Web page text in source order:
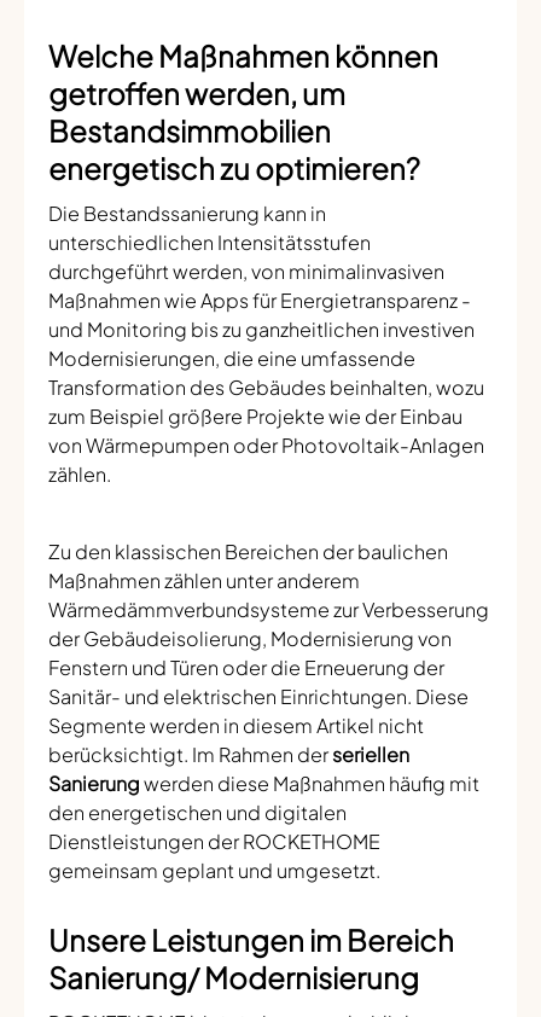
Welche Maßnahmen können
getroffen werden, um
Bestandsimmobilien
energetisch zu optimieren?
Die Bestandssanierung kann in
unterschiedlichen Intensitätsstufen
durchgeführt werden, von minimalinvasiven
Maßnahmen wie Apps für Energietransparenz -
und Monitoring bis zu ganzheitlichen investiven
Modernisierungen, die eine umfassende
Transformation des Gebäudes beinhalten, wozu
zum Beispiel größere Projekte wie der Einbau
von Wärmepumpen oder Photovoltaik-Anlagen
zählen.
Zu den klassischen Bereichen der baulichen
Maßnahmen zählen unter anderem
Wärmedämmverbundsysteme zur Verbesserung
der Gebäudeisolierung, Modernisierung von
Fenstern und Türen oder die Erneuerung der
Sanitär- und elektrischen Einrichtungen. Diese
Segmente werden in diesem Artikel nicht
berücksichtigt. Im Rahmen derseriellen
Sanierungwerden diese Maßnahmen häufig mit
den energetischen und digitalen
Dienstleistungen der ROCKETHOME
gemeinsam geplant und umgesetzt.
Unsere Leistungen im Bereich
Sanierung/ Modernisierung